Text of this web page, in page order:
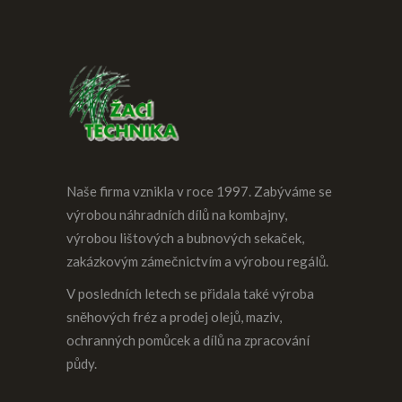
Naše firma vznikla v roce 1997. Zabýváme se
výrobou náhradních dílů na kombajny,
výrobou lištových a bubnových sekaček,
zakázkovým zámečnictvím a výrobou regálů.
V posledních letech se přidala také výroba
sněhových fréz a prodej olejů, maziv,
ochranných pomůcek a dílů na zpracování
půdy.